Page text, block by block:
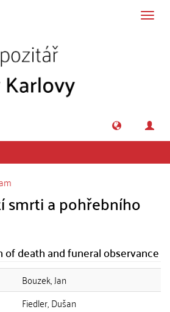
smrti a pohřebního
death and funeral observance
Bouzek, Jan
Fiedler, Dušan